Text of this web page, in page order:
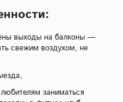
выходы на балконы —
свежим воздухом, не
заниматься